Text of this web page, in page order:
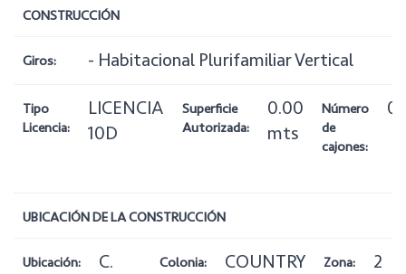
CONSTRUCCIÓN
Giros: - Habitacional Plurifamiliar Vertical
Tipo
Licencia:
LICENCIA
10D
Superficie
Autorizada:
0.00
mts
Número
de
cajones:
0
UBICACIÓN DE LA CONSTRUCCIÓN
Ubicación:
C.
Colonia:
COUNTRY
Zona:
2